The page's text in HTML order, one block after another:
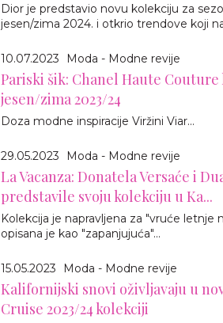
Dior je predstavio novu kolekciju za
jesen/zima 2024. i otkrio trendove koji
10.07.2023 Moda - Modne revije
Pariski šik: Chanel Haute Couture
jesen/zima 2023/24
Doza modne inspiracije Viržini Viar...
29.05.2023 Moda - Modne revije
La Vacanza: Donatela Versaće i
predstavile svoju kolekciju u Ka...
Kolekcija je napravljena za "vruće letnje
opisana je kao "zapanjujuća"...
15.05.2023 Moda - Modne revije
Kalifornijski snovi oživljavaju u
Cruise 2023/24 kolekciji